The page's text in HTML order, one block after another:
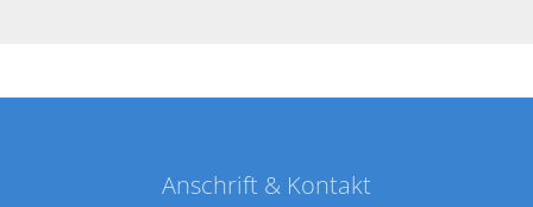
Anschrift & Kontakt